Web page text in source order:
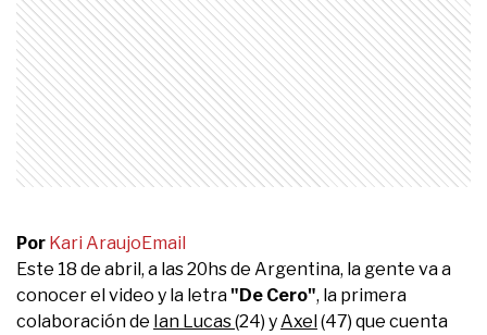
Por Kari AraujoEmail
Este 18 de abril, a las 20hs de Argentina, la gente va a
conocer el video y la letra"De Cero", la primera
colaboración de Ian Lucas(24) y Axel(47) que cuenta